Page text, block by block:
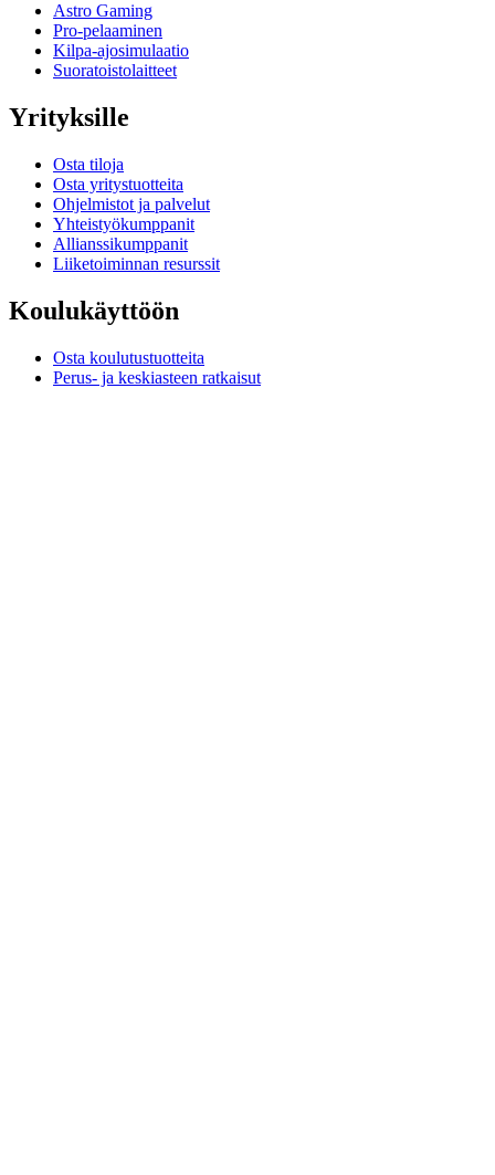
Astro Gaming
Pro-pelaaminen
Kilpa-ajosimulaatio
Suoratoistolaitteet
Yrityksille
Osta tiloja
Osta yritystuotteita
Ohjelmistot ja palvelut
Yhteistyökumppanit
Allianssikumppanit
Liiketoiminnan resurssit
Koulukäyttöön
Osta koulutustuotteita
Perus- ja keskiasteen ratkaisut